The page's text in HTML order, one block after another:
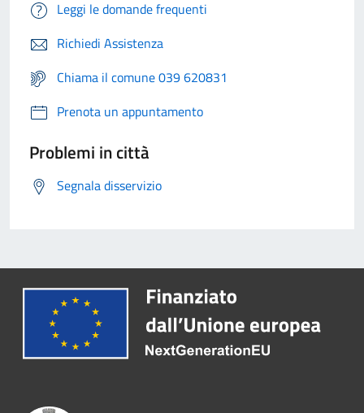
Leggi le domande frequenti
Richiedi Assistenza
Chiama il comune 039 620831
Prenota un appuntamento
Problemi in città
Segnala disservizio